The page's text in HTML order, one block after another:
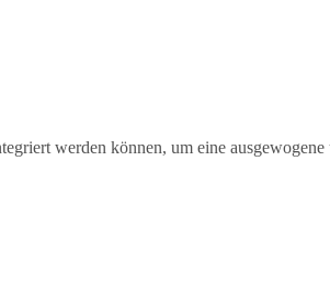
werden können, um eine ausgewogene